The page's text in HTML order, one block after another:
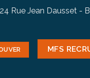
Rue Jean Dausset -
MFS